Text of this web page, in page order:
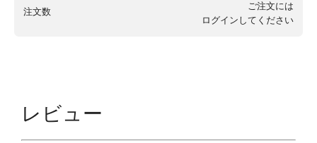
注文数
ご注文には
ログイン してください
レビュー